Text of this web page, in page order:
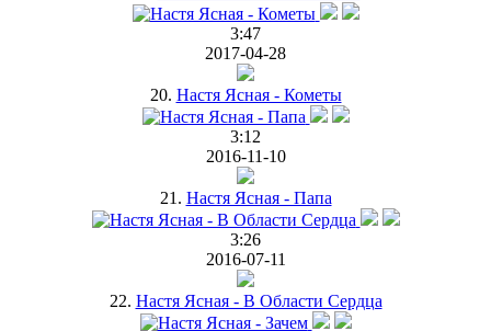
3:47
2017-04-28
20. Настя Ясная - Кометы
3:12
2016-11-10
21. Настя Ясная - Папа
3:26
2016-07-11
22. Настя Ясная - В Области Сердца